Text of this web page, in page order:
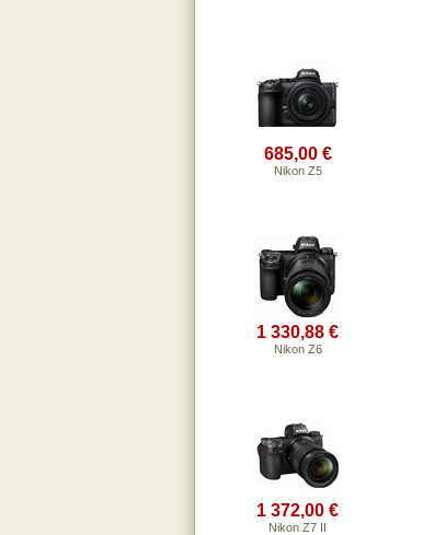
685,00 €
Nikon Z5
1 330,88 €
Nikon Z6
1 372,00 €
Nikon Z7 II